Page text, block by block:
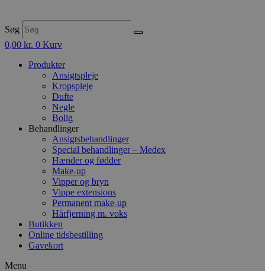
Søg
0,00 kr. 0 Kurv
Produkter
Ansigtspleje
Kropspleje
Dufte
Negle
Bolig
Behandlinger
Ansigtsbehandlinger
Special behandlinger – Medex
Hænder og fødder
Make-up
Vipper og bryn
Vippe extensions
Permanent make-up
Hårfjerning m. voks
Butikken
Online tidsbestilling
Gavekort
Menu